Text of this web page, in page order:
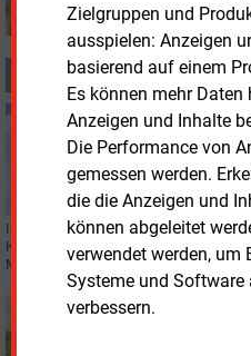
Zielgruppen und
ausspielen: Anzeigen
basierend auf einem
Es können mehr
Anzeigen und Inhalte
Die Performance von
gemessen werden.
die die Anzeigen und
können abgeleitet
verwendet werden, um
Systeme und Software
verbessern.
MEHR
KLIMASCHUTZ
Verbände
In einer öffentlichen Anhörung des
Klimaschutz und Energie kritisierten
Müllverbrennung in die CO2-